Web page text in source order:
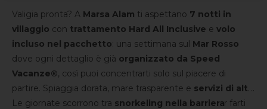
Valigia pronta? A Marsa Alam ti aspettano 7 notti in
villaggio con trattamento Hard All Inclusive e volo
incluso nel pacchetto: una settimana sul Mar Rosso
dove ogni dettaglio è già organizzato da Speed
Vacanze®, così puoi concentrarti solo sul piacere di
partire. Spiaggia dorata, mare trasparente e servizi di alto
livellofanno da cornice a un soggiorno pensato per farti
Le giornate scorrono tra snorkeling nella barriera